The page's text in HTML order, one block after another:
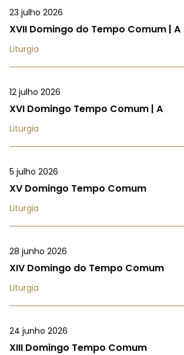
23 julho 2026
XVII Domingo do Tempo Comum | A
Liturgia
12 julho 2026
XVI Domingo Tempo Comum | A
Liturgia
5 julho 2026
XV Domingo Tempo Comum
Liturgia
28 junho 2026
XIV Domingo do Tempo Comum
Liturgia
24 junho 2026
XIII Domingo Tempo Comum